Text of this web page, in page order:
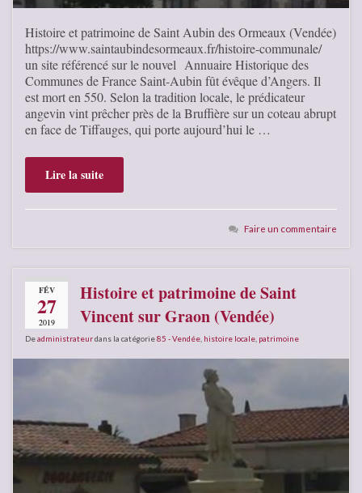
Histoire et patrimoine de Saint Aubin des Ormeaux (Vendée)
https://www.saintaubindesormeaux.fr/histoire-communale/
un site référencé sur le nouvel Annuaire Historique des
Communes de France Saint-Aubin fût évêque d’Angers. Il
est mort en 550. Selon la tradition locale, le prédicateur
angevin vint prêcher près de la Bruffière sur un coteau abrupt
en face de Tiffauges, qui porte aujourd’hui le …
Lire la suite
Faire un commentaire
FÉV
27
2019
Histoire et patrimoine de Saint
Vincent sur Graon (Vendée)
Deadministrateurdans la catégorie85 - Vendée histoire locale patrimoine